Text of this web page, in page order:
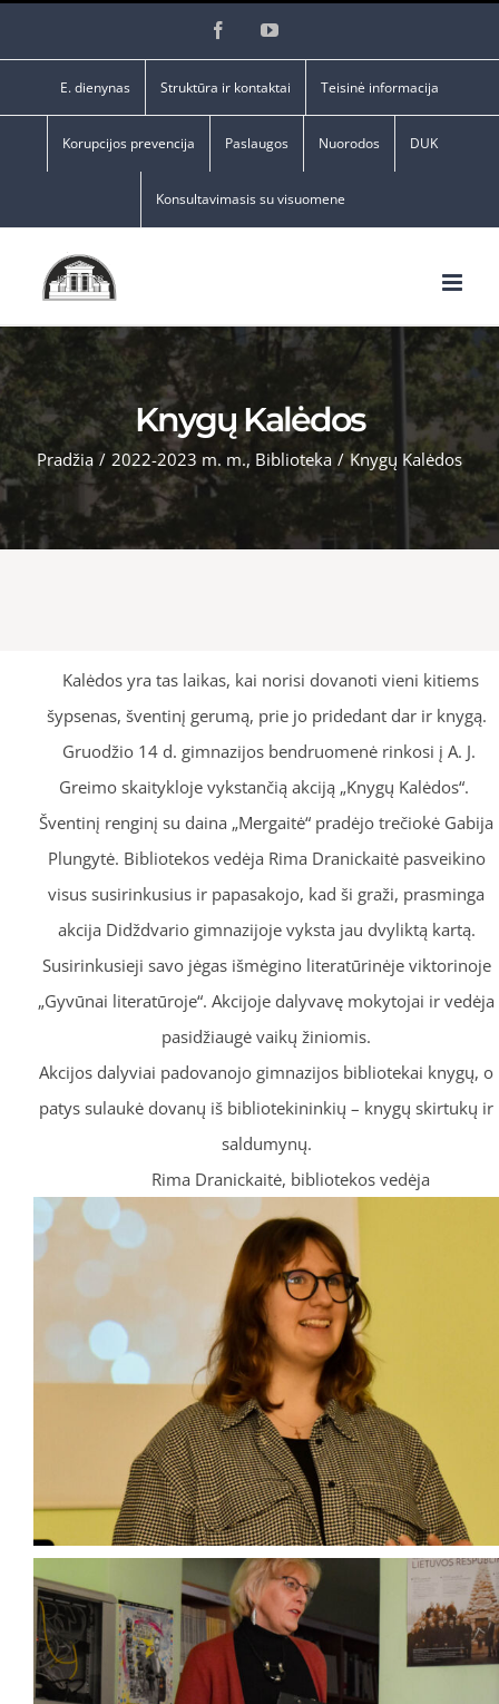
FacebookYouTube
E. dienynas Struktūra ir kontaktai Teisinė informacija
Korupcijos prevencija Paslaugos Nuorodos DUK
Konsultavimasis su visuomene
Knygų Kalėdos
Pradžia / 2022-2023 m. m., Biblioteka / Knygų Kalėdos
Kalėdos yra tas laikas, kai norisi dovanoti vieni kitiems
šypsenas, šventinį gerumą, prie jo pridedant dar ir knygą.
Gruodžio 14 d. gimnazijos bendruomenė rinkosi į A. J.
Greimo skaitykloje vykstančią akciją „Knygų Kalėdos“.
Šventinį renginį su daina „Mergaitė“ pradėjo trečiokė Gabija
Plungytė. Bibliotekos vedėja Rima Dranickaitė pasveikino
visus susirinkusius ir papasakojo, kad ši graži, prasminga
akcija Didždvario gimnazijoje vyksta jau dvyliktą kartą.
Susirinkusieji savo jėgas išmėgino literatūrinėje viktorinoje
„Gyvūnai literatūroje“. Akcijoje dalyvavę mokytojai ir vedėja
pasidžiaugė vaikų žiniomis.
Akcijos dalyviai padovanojo gimnazijos bibliotekai knygų, o
patys sulaukė dovanų iš bibliotekininkių – knygų skirtukų ir
saldumynų.
Rima Dranickaitė, bibliotekos vedėja